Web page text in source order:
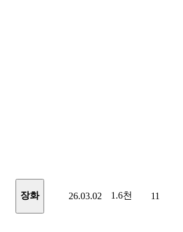
장화 26.03.02 1.6천 11